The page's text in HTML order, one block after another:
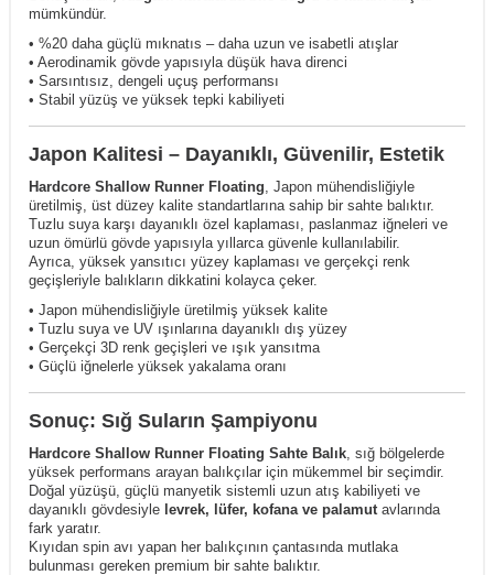
mümkündür.
• %20 daha güçlü mıknatıs – daha uzun ve isabetli atışlar
• Aerodinamik gövde yapısıyla düşük hava direnci
• Sarsıntısız, dengeli uçuş performansı
• Stabil yüzüş ve yüksek tepki kabiliyeti
Japon Kalitesi – Dayanıklı, Güvenilir, Estetik
Hardcore Shallow Runner Floating , Japon mühendisliğiyle
üretilmiş, üst düzey kalite standartlarına sahip bir sahte balıktır.
Tuzlu suya karşı dayanıklı özel kaplaması, paslanmaz iğneleri ve
uzun ömürlü gövde yapısıyla yıllarca güvenle kullanılabilir.
Ayrıca, yüksek yansıtıcı yüzey kaplaması ve gerçekçi renk
geçişleriyle balıkların dikkatini kolayca çeker.
• Japon mühendisliğiyle üretilmiş yüksek kalite
• Tuzlu suya ve UV ışınlarına dayanıklı dış yüzey
• Gerçekçi 3D renk geçişleri ve ışık yansıtma
• Güçlü iğnelerle yüksek yakalama oranı
Sonuç: Sığ Suların Şampiyonu
Hardcore Shallow Runner Floating Sahte Balık , sığ bölgelerde
yüksek performans arayan balıkçılar için mükemmel bir seçimdir.
Doğal yüzüşü, güçlü manyetik sistemli uzun atış kabiliyeti ve
dayanıklı gövdesiyle levrek, lüfer, kofana ve palamut avlarında
fark yaratır.
Kıyıdan spin avı yapan her balıkçının çantasında mutlaka
bulunması gereken premium bir sahte balıktır.